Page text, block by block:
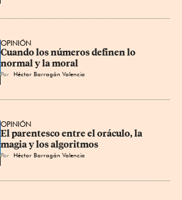
OPINIÓN
Cuando los números definen lo
normal y la moral
Por Héctor Barragán Valencia
OPINIÓN
El parentesco entre el oráculo, la
magia y los algoritmos
Por Héctor Barragán Valencia